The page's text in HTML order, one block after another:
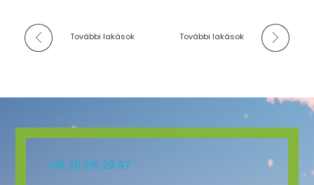
További lakások További lakások
+36 20 315 29 97